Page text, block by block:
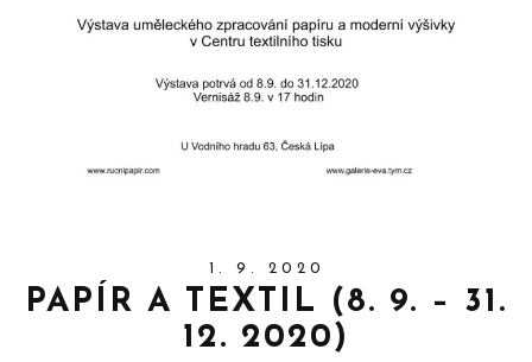
1. 9. 2020
PAPÍR A TEXTIL (8. 9. – 31.
12. 2020)